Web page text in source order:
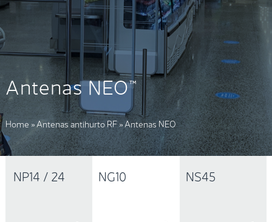
Antenas NEO™
Home»Antenas antihurto RF»Antenas NEO
NP14 / 24 NG10 NS45